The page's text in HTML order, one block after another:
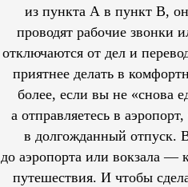
из пункта А в пункт В,
проводят рабочие звонки
отключаются от дел и
приятнее делать в
более, если вы не «снова
а отправляетесь в
в долгожданный отпуск.
до аэропорта или вокзала —
путешествия. И чтобы